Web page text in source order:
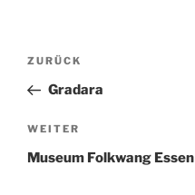
Beitragsnavigation
Vorheriger
Beitrag
ZURÜCK
Gradara
Nächster
Beitrag
WEITER
Museum Folkwang Essen